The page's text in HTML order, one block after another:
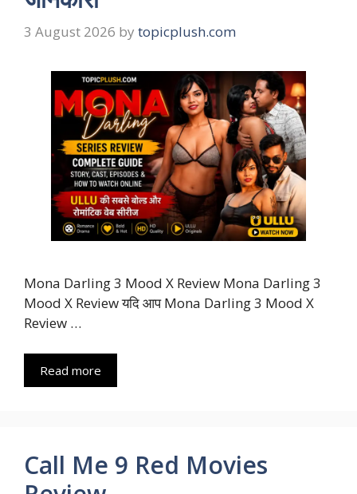
3 August 2026 by topicplush.com
Mona Darling 3 Mood X Review Mona Darling 3
Mood X Review यदि आप Mona Darling 3 Mood X
Review …
Read more
Call Me 9 Red Movies